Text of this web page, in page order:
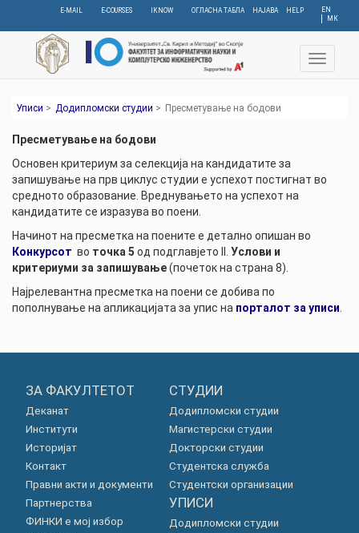
content
EN
МК
E-MAIL E-COURSES IKNOW ОГЛАСНА ТАБЛА НАЈАВА HELP
Toggle
Уписи > Додипломски студии > Пресметување на бодови
Пресметување на бодови
Основeн критериум за селекција на кандидатите за
запишување на прв циклус студии е успехот постигнат во
средното образование. Вреднувањето на успехот на
кандидатите се изразува во поени.
Начинот на пресметка на поените е детално опишан во
Конкурсот во точка 5 од подглавјето II. Услови и
критериуми за запишување(почеток на страна 8).
Најрелевантна пресметка на поени се добива по
пополнување на апликацијата за упис на порталот за уписи
ЗА ФАКУЛТЕТОТ
Деканат
Институти
Историјат
Контакт
Правни акти и документи
Партнерства
ФИНКИ е мој избор
СТУДИИ
Додипломски студии
Магистерски студии
Докторски студии
Студентска служба
Студентски организации
УПИСИ
Додипломски студии